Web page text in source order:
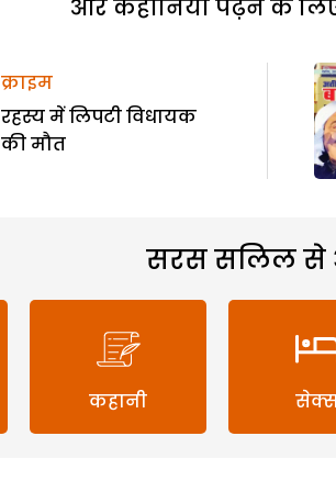
और कहानियां पढ़ने के
क्राइम
रहस्य में लिपटी विधायक
की मौत
सरस सलिल से
कहानी